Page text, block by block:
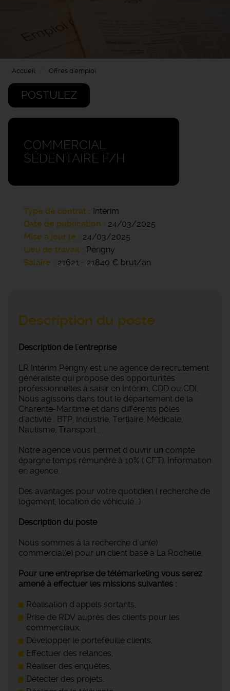
Accueil Offres d'emploi
POSTULEZ
COMMERCIAL
SÉDENTAIRE F/H
Type de contrat
Intérim
Date de publication
24/03/2025
Mise à jour le
24/03/2025
Lieu de travail
Périgny
Salaire
21621 - 21840 € brut/an
Description du poste
Description de l'entreprise
LR Intérim Périgny est une agence de recrutement
généraliste qui propose des opportunités
professionnelles à saisir en Intérim, CDD ou CDI.
Nous agissons dans tout le département de la
Charente-Maritime et dans différents pôles
d'activité : BTP, Industrie, Tertiaire, Médicale,
Nautisme, Transport...
Notre agence vous permet d'ouvrir un compte
épargne temps rémunéré à 10% ( CET). Information
en agence.
Des avantages pour votre quotidien ( recherche de
logement, location de véhicule...)
Description du poste
Nous sommes à la recherche d'un(e)
commercial(e) pour un client basé à La Rochelle.
Pour une entreprise de télémarketing vous serez
amené à effectuer les missions suivantes :
Réalisation d'appels sortants,
Prise de RDV auprès des clients pour les
commerciaux,
Développer le portefeuille clients,
Effectuer des relances,
Réaliser des enquêtes,
Détecter des projets,